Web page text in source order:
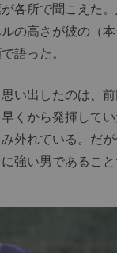
各所で聞こえた
の高さが彼の（
語った。
い出したのは、
くから発揮して
外れている。だ
強い男であること